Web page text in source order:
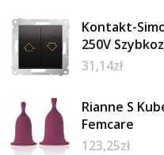
Kontakt-
250V
31,14zł
Rianne S
Femcare
123,25zł